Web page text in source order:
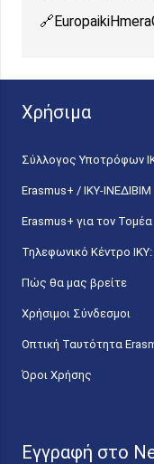
Χρήσιμα
Σύλλογος Υποτρόφων
Erasmus+ / ΙΚΥ-ΙΝΕΔΙΒΙΜ
Erasmus+ για τον
Τηλεφωνικό Κέντρο
Πώς θα μας βρείτε
Χρήσιμοι Σύνδεσμοι
Οπτική Ταυτότητα
Όροι Χρήσης
Εγγραφή στο